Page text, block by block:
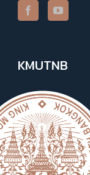
KMUTNB